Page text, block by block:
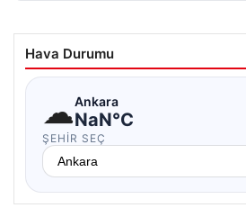
Hava Durumu
☁Ankara
NaN°C
ŞEHIR SEÇ